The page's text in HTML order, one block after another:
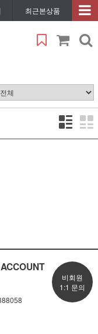
최근본상품
비회원
1:1 문의